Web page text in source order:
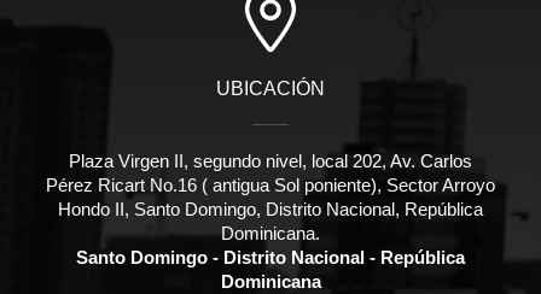
UBICACIÓN
Plaza Virgen II, segundo nivel, local 202, Av. Carlos
Pérez Ricart No.16 ( antigua Sol poniente), Sector Arroyo
Hondo II, Santo Domingo, Distrito Nacional, República
Dominicana.
Santo Domingo - Distrito Nacional - República
Dominicana